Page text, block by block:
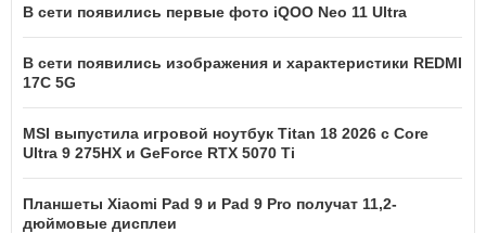
В сети появились первые фото iQOO Neo 11 Ultra
В сети появились изображения и характеристики REDMI
17C 5G
MSI выпустила игровой ноутбук Titan 18 2026 с Core
Ultra 9 275HX и GeForce RTX 5070 Ti
Планшеты Xiaomi Pad 9 и Pad 9 Pro получат 11,2-
дюймовые дисплеи